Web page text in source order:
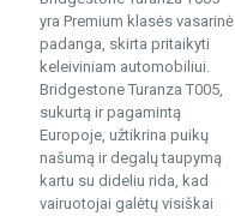
yra Premium klasės vasarinė
padanga, skirta pritaikyti
keleiviniam automobiliui.
Bridgestone Turanza T005,
sukurtą ir pagamintą
Europoje, užtikrina puikų
našumą ir degalų taupymą
kartu su dideliu rida, kad
vairuotojai galėtų visiškai